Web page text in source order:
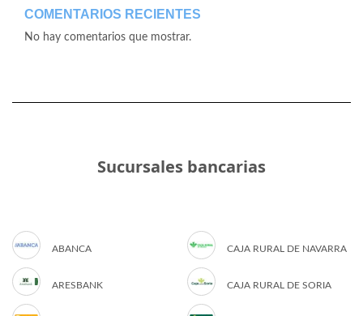
COMENTARIOS RECIENTES
No hay comentarios que mostrar.
Sucursales bancarias
ABANCA
ARESBANK
CAJA RURAL DE NAVARRA
CAJA RURAL DE SORIA